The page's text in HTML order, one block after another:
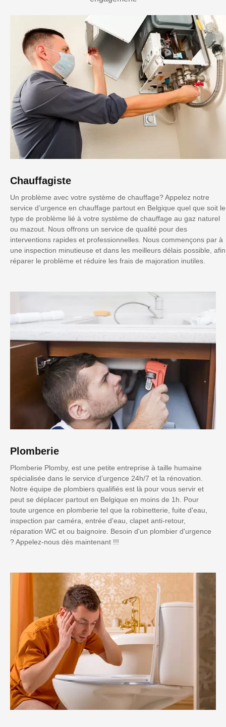
Chauffagiste
Un problème avec votre système de chauffage? Appelez notre
service d’urgence en chauffage partout en Belgique quel que soit le
type de problème lié à votre système de chauffage au gaz naturel
ou mazout. Nous offrons un service de qualité pour des
interventions rapides et professionnelles. Nous commençons par à
une inspection minutieuse et dans les meilleurs délais possible, afin
réparer le problème et réduire les frais de majoration inutiles.
Plomberie
Plomberie Plomby, est une petite entreprise à taille humaine
spécialisée dans le service d’urgence 24h/7 et la rénovation.
Notre équipe de plombiers qualifiés est là pour vous servir et
peut se déplacer partout en Belgique en moins de 1h. Pour
toute urgence en plomberie tel que la robinetterie, fuite d'eau,
inspection par caméra, entrée d'eau, clapet anti-retour,
réparation WC et ou baignoire. Besoin d'un plombier d'urgence
? Appelez-nous dès maintenant !!!